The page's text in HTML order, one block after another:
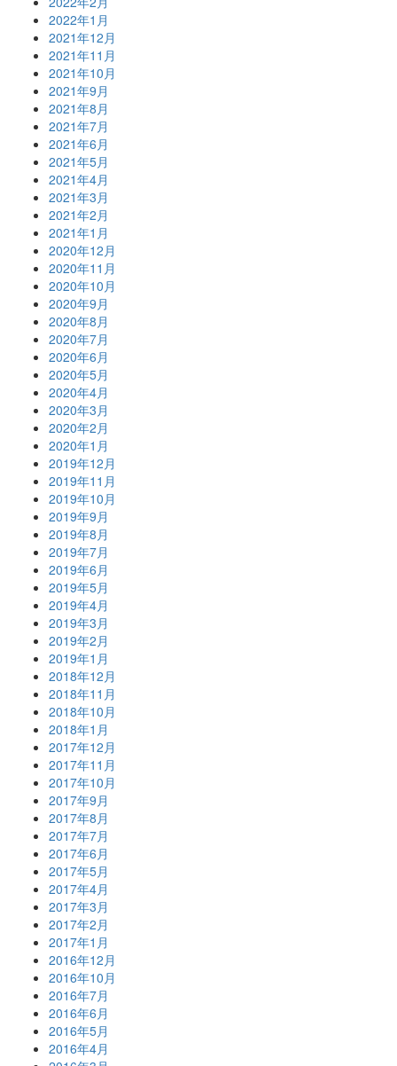
2022年1月
2021年12月
2021年11月
2021年10月
2021年9月
2021年8月
2021年7月
2021年6月
2021年5月
2021年4月
2021年3月
2021年2月
2021年1月
2020年12月
2020年11月
2020年10月
2020年9月
2020年8月
2020年7月
2020年6月
2020年5月
2020年4月
2020年3月
2020年2月
2020年1月
2019年12月
2019年11月
2019年10月
2019年9月
2019年8月
2019年7月
2019年6月
2019年5月
2019年4月
2019年3月
2019年2月
2019年1月
2018年12月
2018年11月
2018年10月
2018年1月
2017年12月
2017年11月
2017年10月
2017年9月
2017年8月
2017年7月
2017年6月
2017年5月
2017年4月
2017年3月
2017年2月
2017年1月
2016年12月
2016年10月
2016年7月
2016年6月
2016年5月
2016年4月